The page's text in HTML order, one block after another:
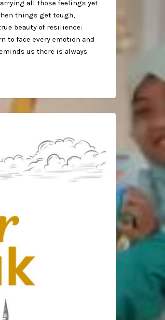
all those feelings yet
things get tough,
beauty of resilience:
to face every emotion and
us there is always